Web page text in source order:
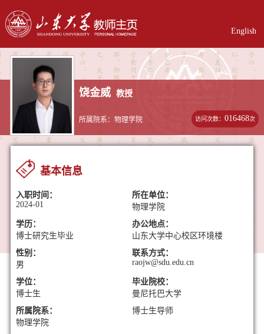
English
饶金威 教授
所属院系：物理学院 访问次数：016468次
基本信息
入职时间：
2024-01
所在单位：
物理学院
学历：
博士研究生毕业
办公地点：
山东大学中心校区环境楼
性别：
男
联系方式：
raojw@sdu.edu.cn
学位：
博士生
毕业院校：
曼尼托巴大学
所属院系：
物理学院
博士生导师